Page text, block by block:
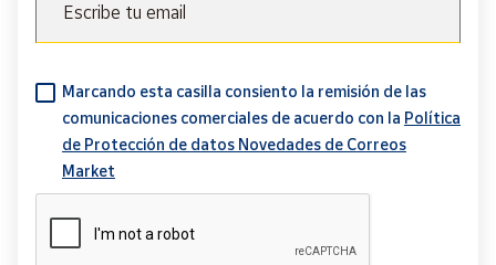
Escribe tu email
Marcando esta casilla consiento la remisión de las
comunicaciones comerciales de acuerdo con la Política
de Protección de datos Novedades de Correos
Market